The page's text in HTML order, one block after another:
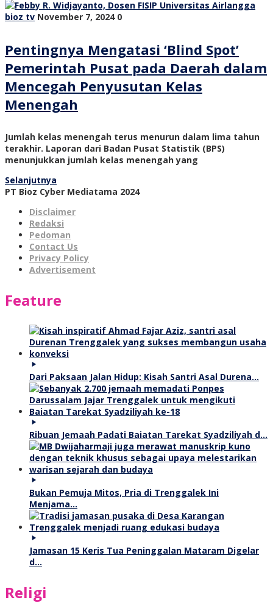
bioz tv November 7, 2024 0
Pentingnya Mengatasi ‘Blind Spot’
Pemerintah Pusat pada Daerah dalam
Mencegah Penyusutan Kelas
Menengah
Jumlah kelas menengah terus menurun dalam lima tahun
terakhir. Laporan dari Badan Pusat Statistik (BPS)
menunjukkan jumlah kelas menengah yang
Selanjutnya
PT Bioz Cyber Mediatama 2024
Disclaimer
Redaksi
Pedoman
Contact Us
Privacy Policy
Advertisement
Feature
Dari Paksaan Jalan Hidup: Kisah Santri Asal Durena…
Ribuan Jemaah Padati Baiatan Tarekat Syadziliyah d…
Bukan Pemuja Mitos, Pria di Trenggalek Ini
Menjama…
Jamasan 15 Keris Tua Peninggalan Mataram Digelar
d…
Religi